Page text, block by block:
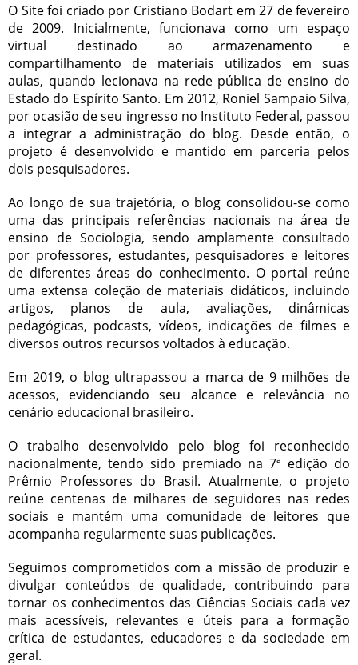
O Site foi criado por Cristiano Bodart em 27 de fevereiro
de 2009. Inicialmente, funcionava como um espaço
virtual destinado ao armazenamento e
compartilhamento de materiais utilizados em suas
aulas, quando lecionava na rede pública de ensino do
Estado do Espírito Santo. Em 2012, Roniel Sampaio Silva,
por ocasião de seu ingresso no Instituto Federal, passou
a integrar a administração do blog. Desde então, o
projeto é desenvolvido e mantido em parceria pelos
dois pesquisadores.
Ao longo de sua trajetória, o blog consolidou-se como
uma das principais referências nacionais na área de
ensino de Sociologia, sendo amplamente consultado
por professores, estudantes, pesquisadores e leitores
de diferentes áreas do conhecimento. O portal reúne
uma extensa coleção de materiais didáticos, incluindo
artigos, planos de aula, avaliações, dinâmicas
pedagógicas, podcasts, vídeos, indicações de filmes e
diversos outros recursos voltados à educação.
Em 2019, o blog ultrapassou a marca de 9 milhões de
acessos, evidenciando seu alcance e relevância no
cenário educacional brasileiro.
O trabalho desenvolvido pelo blog foi reconhecido
nacionalmente, tendo sido premiado na 7ª edição do
Prêmio Professores do Brasil. Atualmente, o projeto
reúne centenas de milhares de seguidores nas redes
sociais e mantém uma comunidade de leitores que
acompanha regularmente suas publicações.
Seguimos comprometidos com a missão de produzir e
divulgar conteúdos de qualidade, contribuindo para
tornar os conhecimentos das Ciências Sociais cada vez
mais acessíveis, relevantes e úteis para a formação
crítica de estudantes, educadores e da sociedade em
geral.